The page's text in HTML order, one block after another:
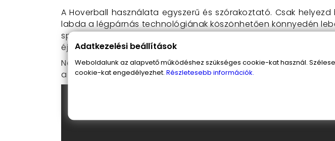
A Hoverball használata egyszerű és szórakoztató. Csak
labda a légpárnás technológiának köszönhetően könnyedén
speciális felületekre. A beépített LED világítás pedig
éjszaka.
Ne hagyd ki ezt az egyedülálló lehetőséget, hogy egy ilyen
a családi együttléteket. Vásárold meg most a Hoverball –
Adatkezelési beállítások
Weboldalunk az alapvető működéshez szükséges cookie-kat használ.
cookie-kat engedélyezhet. Részletesebb információk.